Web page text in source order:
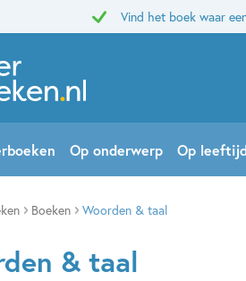
Vind het boek waar
Op onderwerp Op
Boeken Woorden & taal
& taal